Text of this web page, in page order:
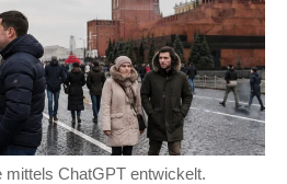
ChatGPT entwickelt.